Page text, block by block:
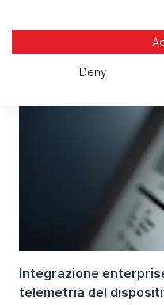
Related
Integrazione
telemetria del
Deny